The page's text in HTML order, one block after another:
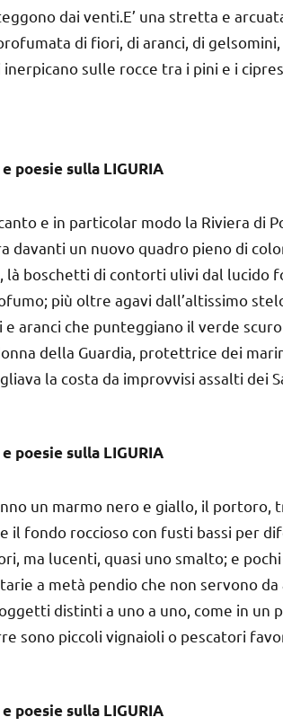
dai venti.E’ una stretta e
di fiori, di aranci, di
sulle rocce tra i pini e i
sulla LIGURIA
e in particolar modo la Riviera di
davanti un nuovo quadro pieno di
boschetti di contorti ulivi dal lucido
più oltre agavi dall’altissimo
e aranci che punteggiano il verde
della Guardia, protettrice dei
la costa da improvvisi assalti dei
sulla LIGURIA
un marmo nero e giallo, il portoro,
il fondo roccioso con fusti bassi per
ma lucenti, quasi uno smalto; e
a metà pendio che non servono
distinti a uno a uno, come in un
sono piccoli vignaioli o pescatori
sulla LIGURIA